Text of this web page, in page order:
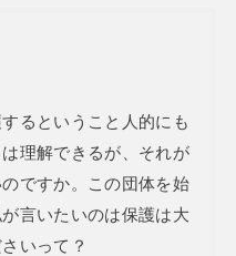
るということ人的にも
理解できるが、それが
ですか。この団体を始
言いたいのは保護は大
いって？